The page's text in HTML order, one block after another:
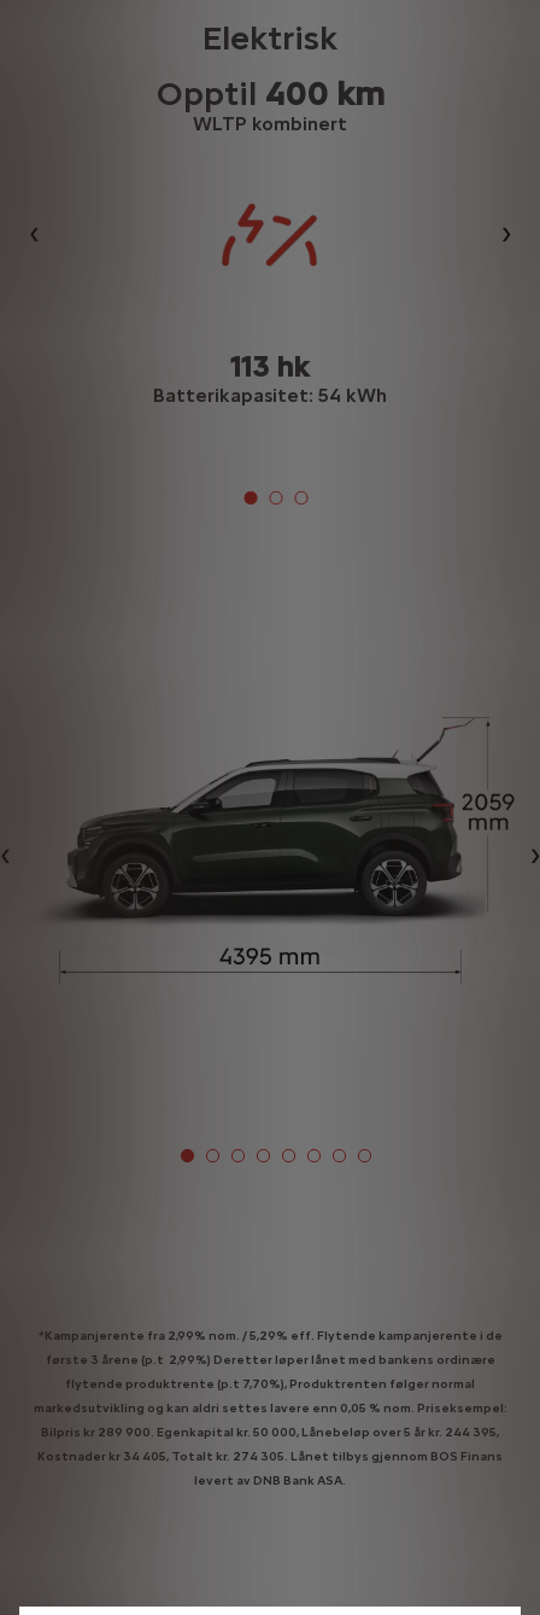
Elektrisk
Opptil 400 km
WLTP kombinert
Forrige
113 hk
Batterikapasitet: 54 kWh
Forrige
*Kampanjerente fra 2,99% nom. / 5,29% eff. Flytende kampanjerente i de
første 3 årene (p.t 2,99%) Deretter løper lånet med bankens ordinære
flytende produktrente (p.t 7,70%), Produktrenten følger normal
markedsutvikling og kan aldri settes lavere enn 0,05 % nom. Priseksempel:
Bilpris kr 289 900. Egenkapital kr. 50 000, Lånebeløp over 5 år kr. 244 395,
Kostnader kr 34 405, Totalt kr. 274 305. Lånet tilbys gjennom BOS Finans
levert av DNB Bank ASA.